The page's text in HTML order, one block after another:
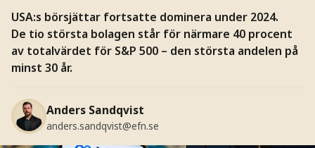
USA:s börsjättar fortsatte dominera under 2024.
De tio största bolagen står för närmare 40 procent
av totalvärdet för S&P 500 – den största andelen på
minst 30 år.
Anders Sandqvist
anders.sandqvist@efn.se